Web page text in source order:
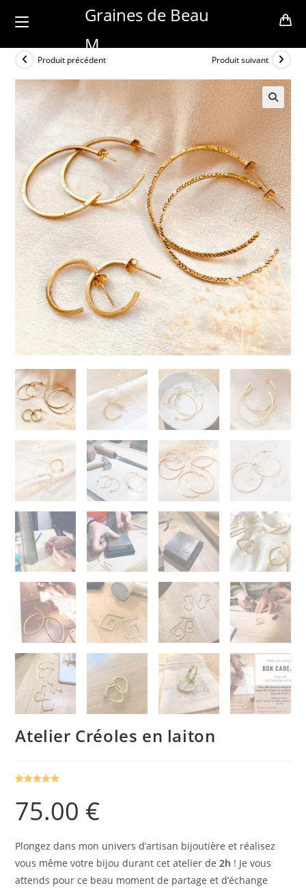
Graines de Beau
M
Produit précédent Produit suivant
Atelier Créoles en laiton
sur 5
basé sur
client
75.00 €
Plongez dans mon univers d’artisan bijoutière et réalisez
vous même votre bijou durant cet atelier de2h ! Je vous
attends pour ce beau moment de partage et d’échange